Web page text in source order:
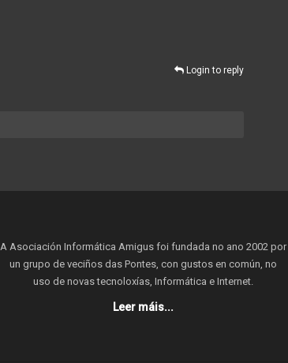
Login to reply
A Asociación Informática Amigus foi fundada no ano 2002 por
un grupo de veciños das Pontes, con gustos en común, no
uso de novas tecnoloxías, Informática e Internet.
Leer máis...